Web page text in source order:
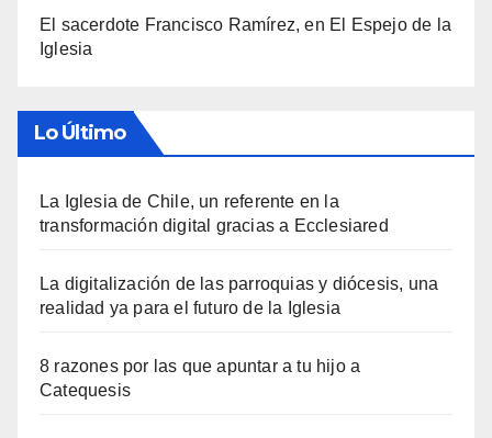
El sacerdote Francisco Ramírez, en El Espejo de la
Iglesia
Lo Último
La Iglesia de Chile, un referente en la
transformación digital gracias a Ecclesiared
La digitalización de las parroquias y diócesis, una
realidad ya para el futuro de la Iglesia
8 razones por las que apuntar a tu hijo a
Catequesis